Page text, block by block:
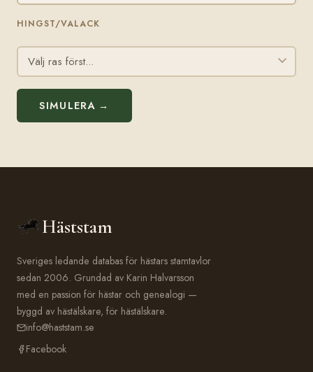
HINGST/VALACK
SIMULERA →
Häststam
Sveriges ledande databas för hästars stamtavlor
sedan 2006. Grundad av Karin Halvarsson
med en passion för hästar och genealogi —
byggd av hästälskare, för hästälskare.
info@haststam.se
Facebook